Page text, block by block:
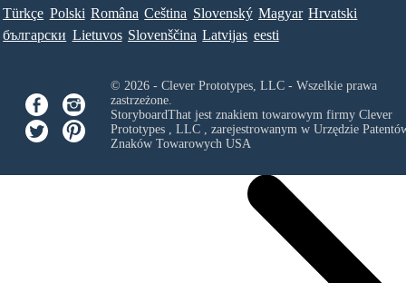
Türkçe Polski Româna Ceština Slovenský Magyar Hrvatski
български Lietuvos Slovenščina Latvijas eesti
© 2026 - Clever Prototypes, LLC - Wszelkie prawa
zastrzeżone.
StoryboardThat jest znakiem towarowym firmy Clever
Prototypes , LLC, zarejestrowanym w Urzędzie
Znaków Towarowych USA